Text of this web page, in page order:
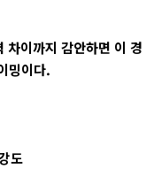
이까지 감안하면 이 경
밍이다.
도